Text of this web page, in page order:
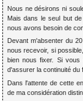
Nous ne désirons ni
Mais dans le seul but
nous avons besoin de
Devant m'absenter du
nous recevoir, si
bien nous fixer. Si
d'assurer la continuité du
Dans l'attente de cette
de ma considération